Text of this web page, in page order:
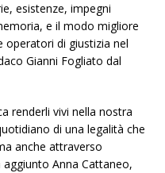
esistenze, impegni
e il modo migliore
operatori di giustizia nel
Gianni Fogliato dal
renderli vivi nella nostra
di una legalità che
anche attraverso
Anna Cattaneo,